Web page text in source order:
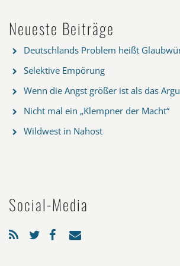
Neueste Beiträge
Deutschlands Problem heißt
Selektive Empörung
Wenn die Angst größer ist als das
Nicht mal ein „Klempner der Macht“
Wildwest in Nahost
Social-Media